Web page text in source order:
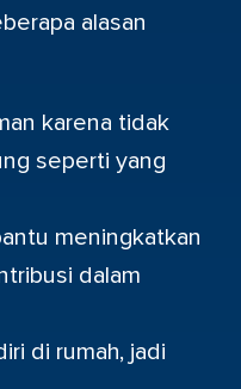
alasan
karena tidak
seperti yang
meningkatkan
dalam
di rumah, jadi